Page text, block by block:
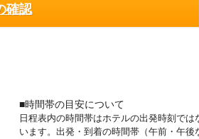
■時間帯の目安について
日程表内の時間帯はホテルの出発時刻で
います。出発・到着の時間帯（午前・午